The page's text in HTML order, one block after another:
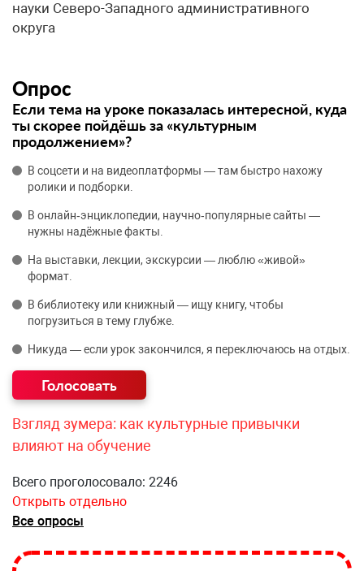
науки Северо-Западного административного
округа
Опрос
Если тема на уроке показалась интересной, куда
ты скорее пойдёшь за «культурным
продолжением»?
В соцсети и на видеоплатформы — там быстро нахожу
ролики и подборки.
В онлайн‑энциклопедии, научно‑популярные сайты —
нужны надёжные факты.
На выставки, лекции, экскурсии — люблю «живой»
формат.
В библиотеку или книжный — ищу книгу, чтобы
погрузиться в тему глубже.
Никуда — если урок закончился, я переключаюсь на отдых.
Взгляд зумера: как культурные привычки
влияют на обучение
Всего проголосовало: 2246
Открыть отдельно
Все опросы